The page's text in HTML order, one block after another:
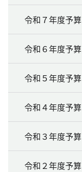
令和７年度予算
令和６年度予算
令和５年度予算
令和４年度予算
令和３年度予算
令和２年度予算